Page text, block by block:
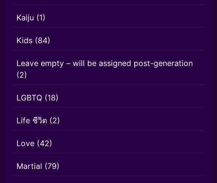
Kaiju (1)
Kids (84)
Leave empty – will be assigned post-generation
(2)
LGBTQ (18)
Life ชีวิต (2)
Love (42)
Martial (79)